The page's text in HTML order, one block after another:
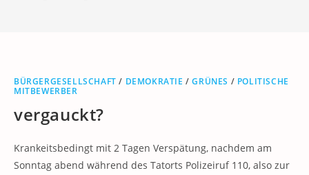
BÜRGERGESELLSCHAFT / DEMOKRATIE /GRÜNES / POLITISCHE
MITBEWERBER
vergauckt?
Krankeitsbedingt mit 2 Tagen Verspätung, nachdem am
Sonntag abend während des Tatorts Polizeiruf 110, also zur